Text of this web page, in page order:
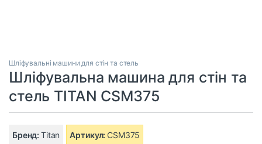
Шліфувальні машини для стін та стель
Шліфувальна машина для стін та
стель TITAN CSM375
Бренд:Titan Артикул: CSM375